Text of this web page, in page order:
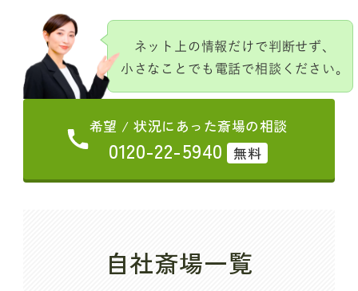
ネット上の情報だけで判断せず、
小さなことでも電話で相談ください。
希望 / 状況にあった斎場の相談
0120-22-5940 無料
自社斎場一覧